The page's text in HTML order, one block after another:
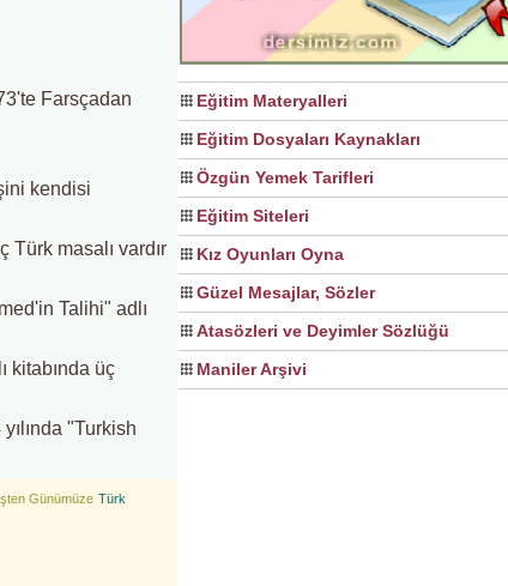
Farsçadan
kendisi
Türk masalı vardır
Talihi" adlı
kitabında üç
"Turkish
Eğitim Materyalleri
Eğitim Dosyaları Kaynakları
Özgün Yemek Tarifleri
Eğitim Siteleri
Kız Oyunları Oyna
Güzel Mesajlar, Sözler
Atasözleri ve Deyimler Sözlüğü
Maniler Arşivi
Günümüze Türk